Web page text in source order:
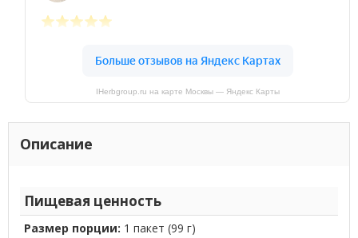
IHerbgroup.ru на карте Москвы — Яндекс Карты
Описание
Пищевая ценность
Размер порции: 1 пакет (99 г)